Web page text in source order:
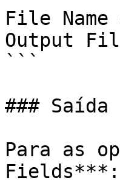
File
Output
```
### Saída
Para as
Fields***: